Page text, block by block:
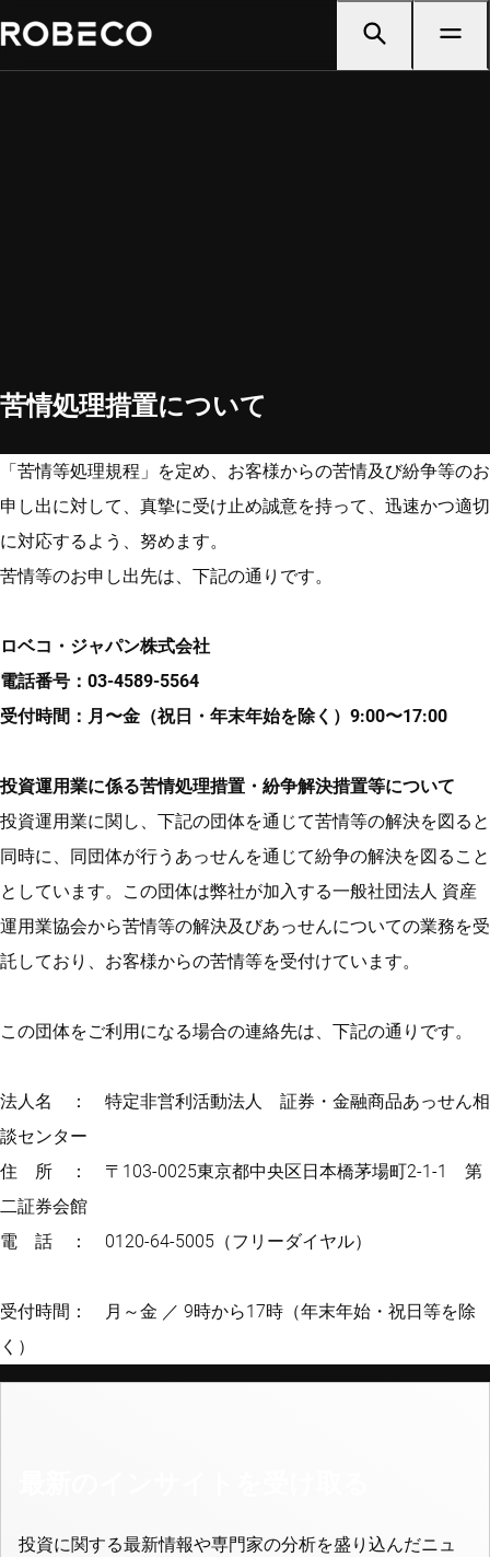
苦情処理措置について
「苦情等処理規程」を定め、お客様からの苦情及び紛争等のお
申し出に対して、真摯に受け止め誠意を持って、迅速かつ適切
に対応するよう、努めます。
苦情等のお申し出先は、下記の通りです。
ロベコ・ジャパン株式会社
電話番号：03-4589-5564
受付時間：月〜金（祝日・年末年始を除く）9:00〜17:00
投資運用業に係る苦情処理措置・紛争解決措置等について
投資運用業に関し、下記の団体を通じて苦情等の解決を図ると
同時に、同団体が行うあっせんを通じて紛争の解決を図ること
としています。この団体は弊社が加入する一般社団法人 資産
運用業協会から苦情等の解決及びあっせんについての業務を受
託しており、お客様からの苦情等を受付けています。
この団体をご利用になる場合の連絡先は、下記の通りです。
法人名 ： 特定非営利活動法人 証券・金融商品あっせん相
談センター
住 所 ： 〒103-0025東京都中央区日本橋茅場町2-1-1 第
二証券会館
電 話 ： 0120-64-5005（フリーダイヤル）
受付時間： 月～金 ／ 9時から17時（年末年始・祝日等を除
く）
投資に関する最新情報や専門家の分析を盛り込んだニュ